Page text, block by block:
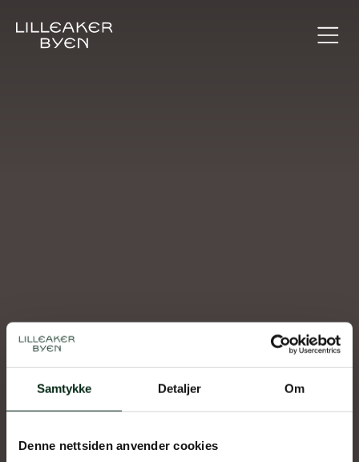
Samtykke Detaljer Om
Denne nettsiden anvender cookies
Loppemarked på Lilleaker